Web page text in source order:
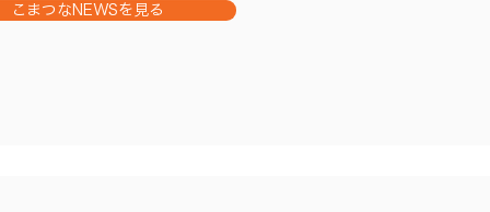
こまつなNEWSを見る
こまつなNEWSを見る